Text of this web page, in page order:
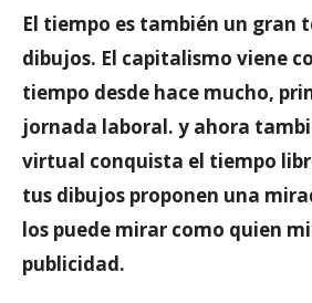
El tiempo es también un gran
dibujos. El capitalismo viene
tiempo desde hace mucho,
jornada laboral. y ahora
virtual conquista el tiempo
tus dibujos proponen una
los puede mirar como quien
publicidad.